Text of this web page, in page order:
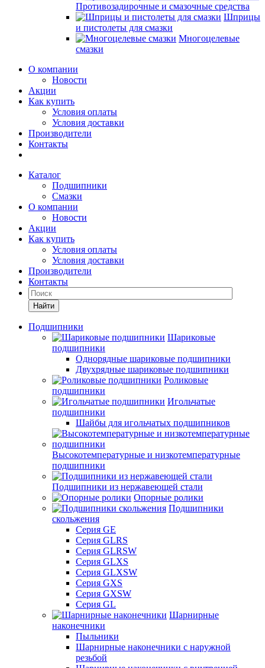
Противозадирочные и смазочные средства
Шприцы
и пистолеты для смазки
Многоцелевые
смазки
О компании
Новости
Акции
Как купить
Условия оплаты
Условия доставки
Производители
Контакты
Каталог
Подшипники
Смазки
О компании
Новости
Акции
Как купить
Условия оплаты
Условия доставки
Производители
Контакты
Найти
Подшипники
Шариковые
подшипники
Однорядные шариковые подшипники
Двухрядные шариковые подшипники
Роликовые
подшипники
Игольчатые
подшипники
Шайбы для игольчатых подшипников
Высокотемпературные и низкотемпературные
подшипники
Подшипники из нержавеющей стали
Опорные ролики
Подшипники
скольжения
Серия GE
Серия GLRS
Серия GLRSW
Серия GLXS
Серия GLXSW
Серия GXS
Серия GXSW
Серия GL
Шарнирные
наконечники
Пыльники
Шарнирные наконечники с наружной
резьбой